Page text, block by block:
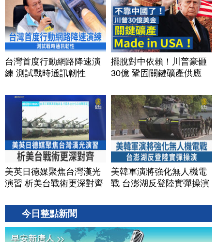
台灣首度行動網路降速演
練 測試戰時通訊韌性
擺脫對中依賴！川普豪砸
30億 鞏固關鍵礦產供應
美英日德媒聚焦台灣漢光
演習 析美台戰術更深對齊
美韓軍演將強化無人機電
戰 台澎湖反登陸實彈操演
今日整點新聞